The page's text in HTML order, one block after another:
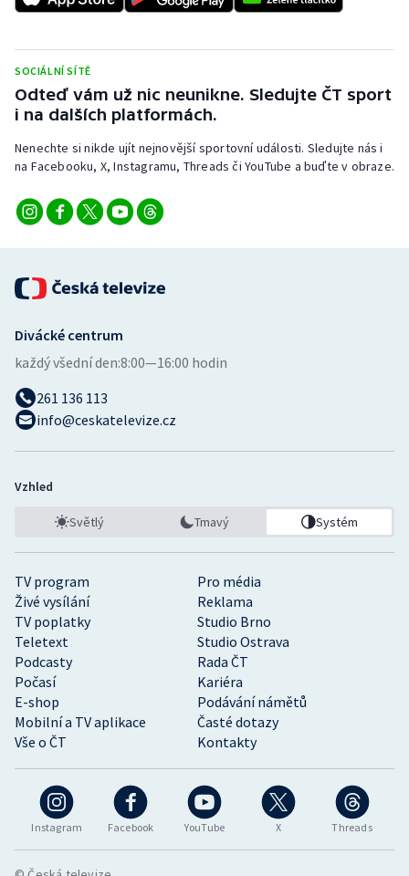
Stolní tenis
Triatlon
Veslování
Vodní slalom
Volejbal
Ostatní
SOCIÁLNÍ SÍTĚ
Odteď vám už nic neunikne. Sledujte ČT sport
i na dalších platformách.
Nenechte si nikde ujít nejnovější sportovní události. Sledujte nás i
na Facebooku, X, Instagramu, Threads či YouTube a buďte v obraze.
Instagram Facebook YouTube X Threads
TV program
Pro média
Živé vysílání
Reklama
TV poplatky
Studio Brno
Teletext
Studio Ostrava
Podcasty
Rada ČT
Počasí
Kariéra
E-shop
Podávání námětů
Mobilní a TV aplikace
Časté dotazy
Vše o ČT
Kontakty
Divácké centrum
každý všední den:8:00—16:00 hodin
261 136 113
info@ceskatelevize.cz
Vzhled
Světlý Tmavý Systém